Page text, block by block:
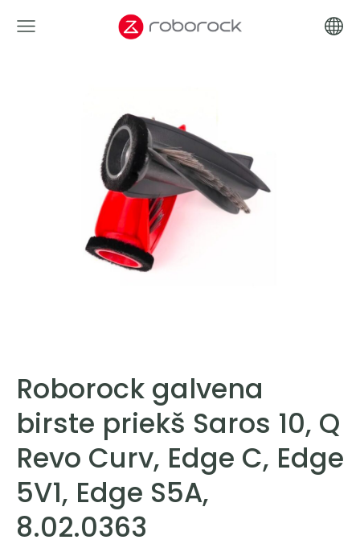
Roborock galvena
birste priekš Saros 10, Q
Revo Curv, Edge C, Edge
5V1, Edge S5A,
8.02.0363